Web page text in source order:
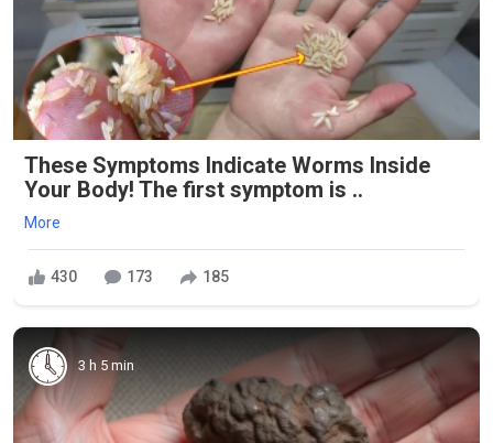
These Symptoms Indicate Worms Inside
Your Body! The first symptom is ..
More
430 173 185
3 h 5 min